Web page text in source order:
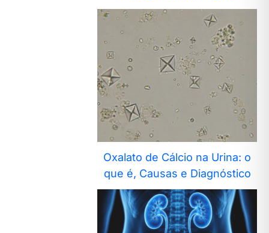
Oxalato de Cálcio na Urina: o
que é, Causas e Diagnóstico